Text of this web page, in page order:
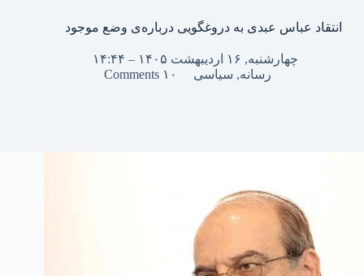
انتقاد عباس عبدی به دروغگویی درباره‌ی وضع موجود
چهارشنبه, ۱۶ اردیبهشت ۱۴۰۵ – ۱۴:۴۴
رسانه, سیاسی ۱۰ Comments